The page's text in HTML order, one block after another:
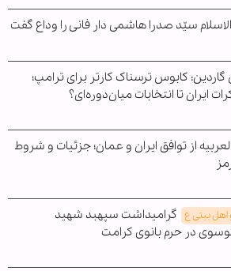
سیّد صدرا هاشمی دار فانی را وداع گفت
کابوس ترسناک کارتر برای ترامپ؛
ایران تا انتخابات میان‌دوره‌ای؟
از توافق ایران و عمان؛ جزئیات و شروط
اهل بیتی ع گرامیداشت سپهبد شهید
در حرم بانوی کرامت